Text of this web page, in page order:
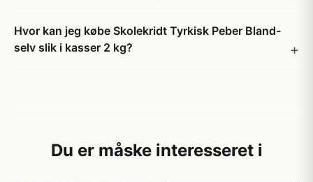
Hvor kan jeg købe Skolekridt Tyrkisk Peber Bland-
selv slik i kasser 2 kg?
Du er måske interesseret i